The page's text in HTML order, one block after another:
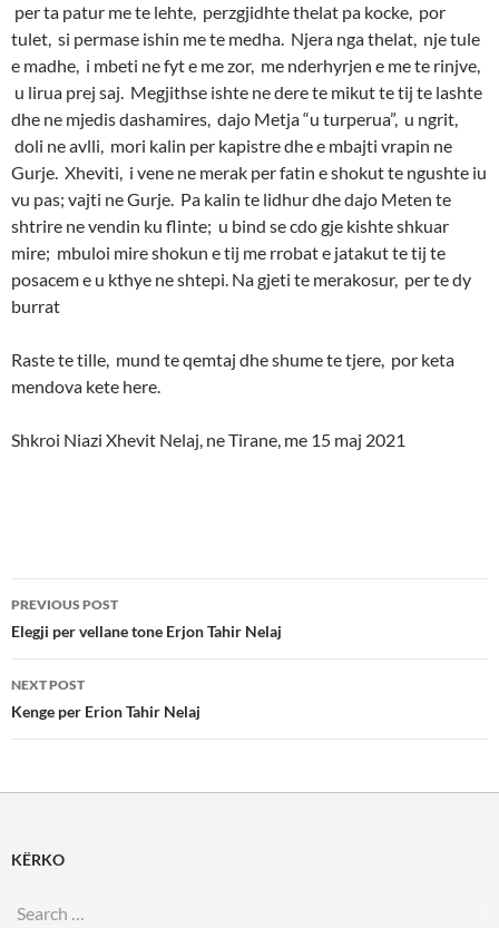
per ta patur me te lehte, perzgjidhte thelat pa kocke, por
tulet, si permase ishin me te medha. Njera nga thelat, nje tule
e madhe, i mbeti ne fyt e me zor, me nderhyrjen e me te rinjve,
u lirua prej saj. Megjithse ishte ne dere te mikut te tij te lashte
dhe ne mjedis dashamires, dajo Metja “u turperua”, u ngrit,
doli ne avlli, mori kalin per kapistre dhe e mbajti vrapin ne
Gurje. Xheviti, i vene ne merak per fatin e shokut te ngushte iu
vu pas; vajti ne Gurje. Pa kalin te lidhur dhe dajo Meten te
shtrire ne vendin ku flinte; u bind se cdo gje kishte shkuar
mire; mbuloi mire shokun e tij me rrobat e jatakut te tij te
posacem e u kthye ne shtepi. Na gjeti te merakosur, per te dy
burrat
Raste te tille, mund te qemtaj dhe shume te tjere, por keta
mendova kete here.
Shkroi Niazi Xhevit Nelaj, ne Tirane, me 15 maj 2021
Post
navigation
PREVIOUS POST
Elegji per vellane tone Erjon Tahir Nelaj
NEXT POST
Kenge per Erion Tahir Nelaj
KËRKO
Search